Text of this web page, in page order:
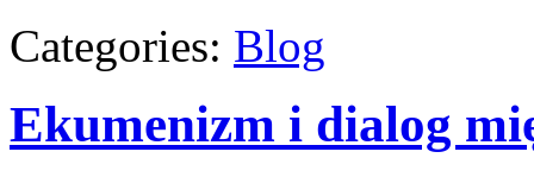
Categories: Blog
Ekumenizm i dialog